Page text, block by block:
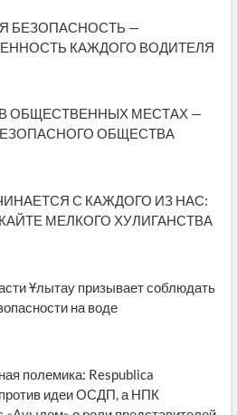
БЕЗОПАСНОСТЬ —
КАЖДОГО ВОДИТЕЛЯ
ОБЩЕСТВЕННЫХ МЕСТАХ —
ОБЩЕСТВА
С КАЖДОГО ИЗ НАС:
МЕЛКОГО ХУЛИГАНСТВА
Ұлытау призывает соблюдать
на воде
полемика: Respublica
идеи ОСДП, а НПК